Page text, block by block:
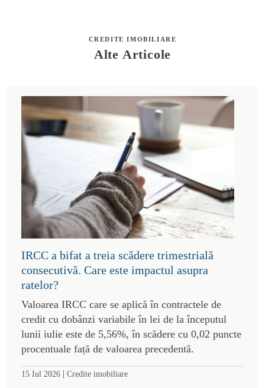
CREDITE IMOBILIARE
Alte Articole
IRCC a bifat a treia scădere trimestrială
consecutivă. Care este impactul asupra
ratelor?
Valoarea IRCC care se aplică în contractele de
credit cu dobânzi variabile în lei de la începutul
lunii iulie este de 5,56%, în scădere cu 0,02 puncte
procentuale față de valoarea precedentă.
15 Iul 2026 | Credite imobiliare